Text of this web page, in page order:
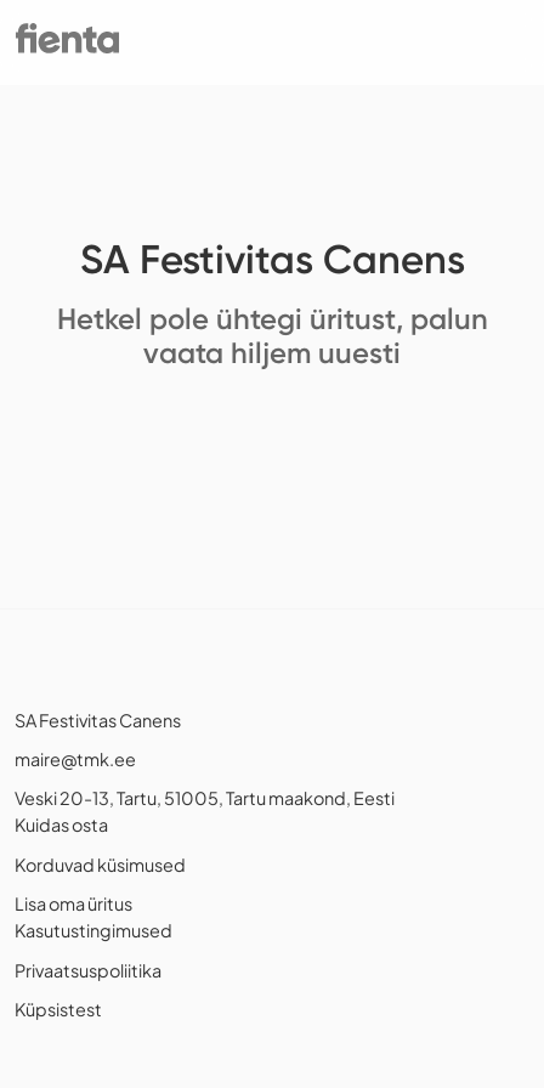
SA Festivitas Canens
Hetkel pole ühtegi üritust, palun
vaata hiljem uuesti
SA Festivitas Canens
maire@tmk.ee
Veski 20-13, Tartu, 51005, Tartu maakond, Eesti
Kuidas osta
Korduvad küsimused
Lisa oma üritus
Kasutustingimused
Privaatsuspoliitika
Küpsistest